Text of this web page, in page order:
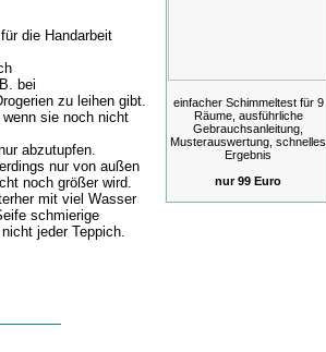
die Handarbeit
bei
zu leihen gibt.
sie noch nicht
abzutupfen.
nur von außen
noch größer wird.
mit viel Wasser
schmierige
jeder Teppich.
einfacher Schimmeltest für 9
Räume, ausführliche
Gebrauchsanleitung,
Musterauswertung, schnelles
Ergebnis
nur 99 Euro